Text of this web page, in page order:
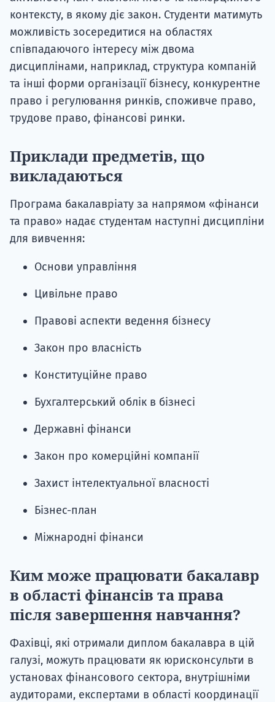
контексту, в якому діє закон. Студенти матимуть
можливість зосередитися на областях
співпадаючого інтересу між двома
дисциплінами, наприклад, структура компаній
та інші форми організації бізнесу, конкурентне
право і регулювання ринків, споживче право,
трудове право, фінансові ринки.
Приклади предметів, що
викладаються
Програма бакалавріату за напрямом «фінанси
та право» надає студентам наступні дисципліни
для вивчення:
Основи управління
Цивільне право
Правові аспекти ведення бізнесу
Закон про власність
Конституційне право
Бухгалтерський облік в бізнесі
Державні фінанси
Закон про комерційні компанії
Захист інтелектуальної власності
Бізнес-план
Міжнародні фінанси
Ким може працювати бакалавр
в області фінансів та права
після завершення навчання?
Фахівці, які отримали диплом бакалавра в цій
галузі, можуть працювати як юрисконсульти в
установах фінансового сектора, внутрішніми
аудиторами, експертами в області координації